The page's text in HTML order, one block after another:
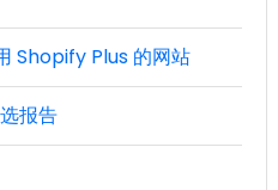
Shopify Plus 的网站
报告